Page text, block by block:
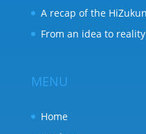
A recap of the
From an idea to reality
MENU
Home